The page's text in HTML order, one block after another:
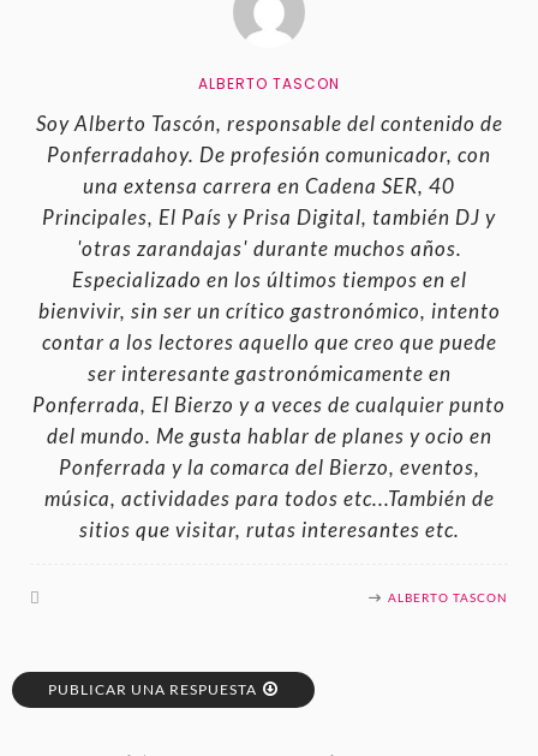
ALBERTO TASCON
Soy Alberto Tascón, responsable del contenido de
Ponferradahoy. De profesión comunicador, con
una extensa carrera en Cadena SER, 40
Principales, El País y Prisa Digital, también DJ y
'otras zarandajas' durante muchos años.
Especializado en los últimos tiempos en el
bienvivir, sin ser un crítico gastronómico, intento
contar a los lectores aquello que creo que puede
ser interesante gastronómicamente en
Ponferrada, El Bierzo y a veces de cualquier punto
del mundo. Me gusta hablar de planes y ocio en
Ponferrada y la comarca del Bierzo, eventos,
música, actividades para todos etc...También de
sitios que visitar, rutas interesantes etc.
ALBERTO TASCON
PUBLICAR UNA RESPUESTA